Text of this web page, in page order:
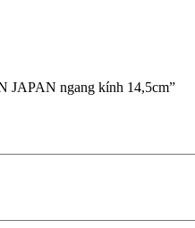
JAPAN ngang kính 14,5cm”